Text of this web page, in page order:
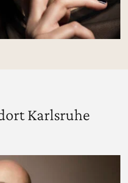
Karlsruhe